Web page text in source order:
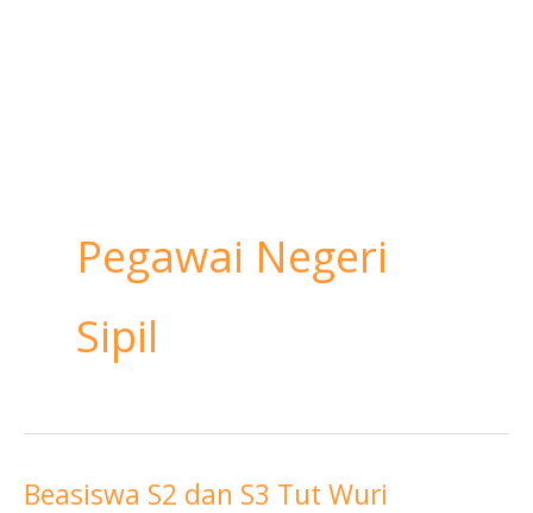
Pegawai Negeri
Sipil
Beasiswa S2 dan S3 Tut Wuri
Beasiswa